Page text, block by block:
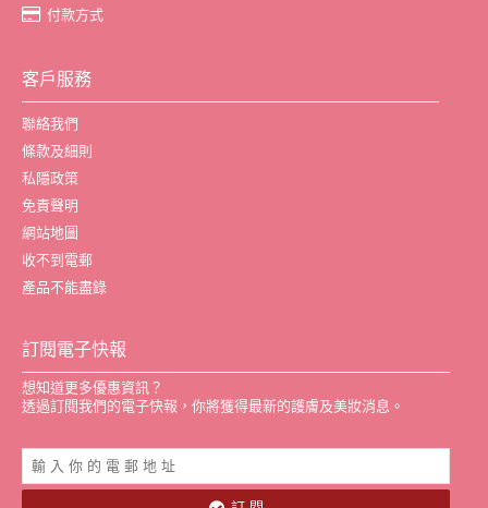
付款方式
客戶服務
聯絡我們
條款及細則
私隱政策
免責聲明
網站地圖
收不到電郵
產品不能盡錄
訂閱電子快報
想知道更多優惠資訊？
透過訂閱我們的電子快報，你將獲得最新的護膚及美妝消息。